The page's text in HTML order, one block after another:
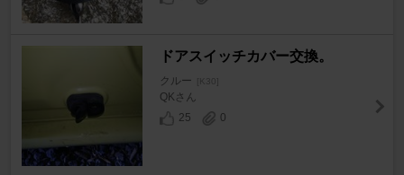
ドアスイッチカバー交換。
クルー [K30]
QKさん
25
0